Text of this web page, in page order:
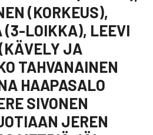
(KORKEUS),
(3-LOIKKA), LEEVI
JA
TAHVANAINEN
HAAPASALO
SIVONEN
JEREN